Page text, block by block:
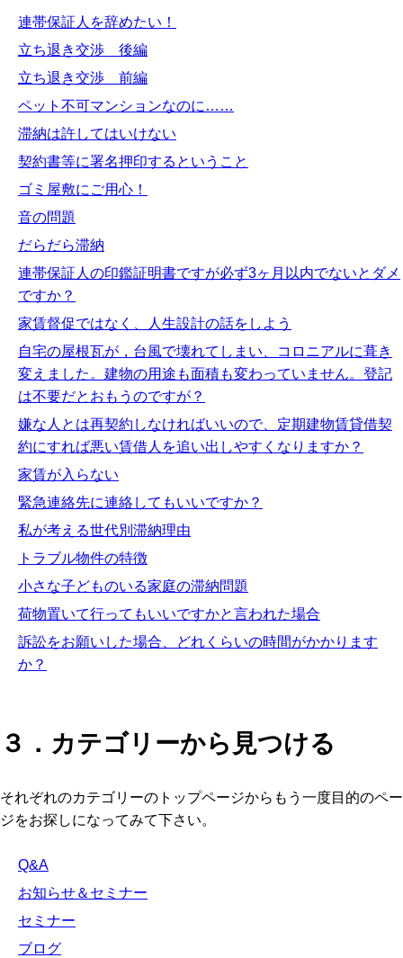
連帯保証人を辞めたい！
立ち退き交渉 後編
立ち退き交渉 前編
ペット不可マンションなのに……
滞納は許してはいけない
契約書等に署名押印するということ
ゴミ屋敷にご用心！
音の問題
だらだら滞納
連帯保証人の印鑑証明書ですが必ず3ヶ月以内でないとダメ
ですか？
家賃督促ではなく、人生設計の話をしよう
自宅の屋根瓦が，台風で壊れてしまい、コロニアルに葺き
変えました。建物の用途も面積も変わっていません。登記
は不要だとおもうのですが？
嫌な人とは再契約しなければいいので、定期建物賃貸借契
約にすれば悪い賃借人を追い出しやすくなりますか？
家賃が入らない
緊急連絡先に連絡してもいいですか？
私が考える世代別滞納理由
トラブル物件の特徴
小さな子どものいる家庭の滞納問題
荷物置いて行ってもいいですかと言われた場合
訴訟をお願いした場合、どれくらいの時間がかかります
か？
３．カテゴリーから見つける
それぞれのカテゴリーのトップページからもう一度目的のペー
ジをお探しになってみて下さい。
Q&A
お知らせ＆セミナー
セミナー
ブログ